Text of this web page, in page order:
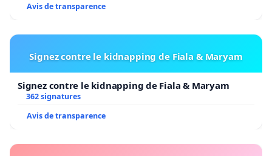
Avis de transparence
Signez contre le kidnapping de Fiala & Maryam
Signez contre le kidnapping de Fiala & Maryam
362 signatures
Avis de transparence